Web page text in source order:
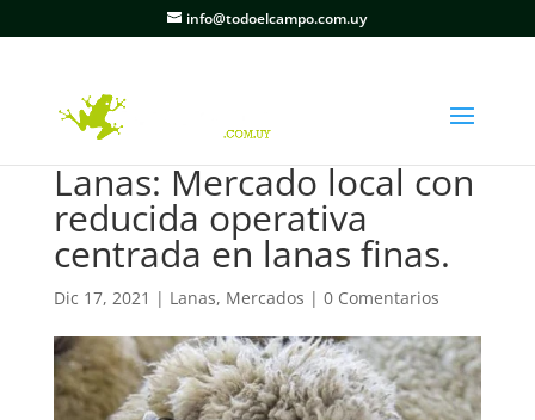
info@todoelcampo.com.uy
Lanas: Mercado local con
reducida operativa
centrada en lanas finas.
Dic 17, 2021 | Lanas, Mercados | 0 Comentarios